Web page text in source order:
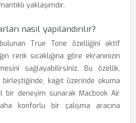
yaklaşımdır.
nasıl yapılandırılır?
True Tone özelliğini aktif
renk sıcaklığına göre ekranınızın
sağlayabilirsiniz. Bu özellik,
kağıt üzerinde okuma
bir deneyim sunarak Macbook Air
konforlu bir çalışma aracına